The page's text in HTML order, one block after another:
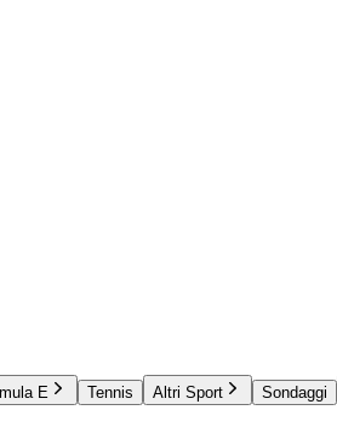
E Tennis Altri Sport Sondaggi